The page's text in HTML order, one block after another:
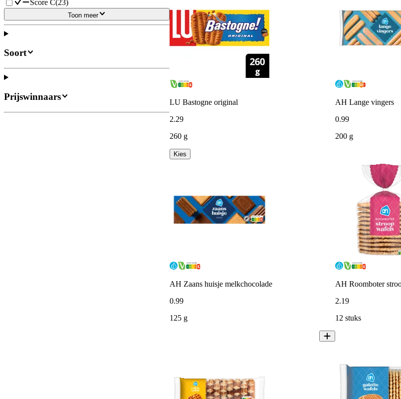
Score C(23)
Toon meer
Soort
Prijswinnaars
LU Bastogne original
2.29
260 g
Kies
AH Lange vingers
0.99
200 g
AH Zaans huisje melkchocolade
0.99
125 g
AH Roomboter
2.19
12 stuks